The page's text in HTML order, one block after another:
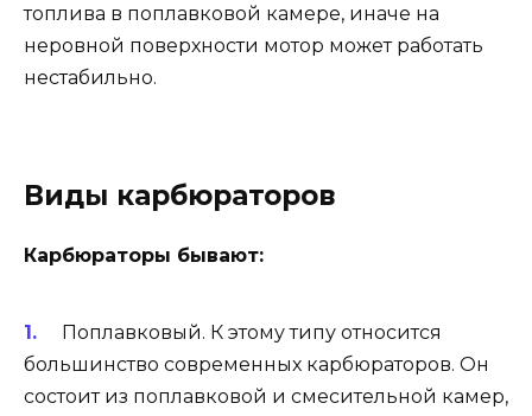
топлива в поплавковой камере, иначе на
неровной поверхности мотор может работать
нестабильно.
Виды карбюраторов
Карбюраторы бывают:
Поплавковый. К этому типу относится
большинство современных карбюраторов. Он
состоит из поплавковой и смесительной камер,